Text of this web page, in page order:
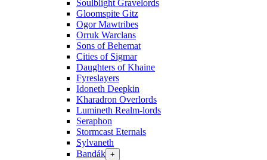
Soulblight Gravelords
Gloomspite Gitz
Ogor Mawtribes
Orruk Warclans
Sons of Behemat
Cities of Sigmar
Daughters of Khaine
Fyreslayers
Idoneth Deepkin
Kharadron Overlords
Lumineth Realm-lords
Seraphon
Stormcast Eternals
Sylvaneth
Bandák +